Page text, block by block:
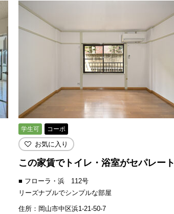
学生可 コーポ
お気に入り
この家賃でトイレ・浴室がセパレート
■ フローラ・浜 112号
リーズナブルでシンプルな部屋
住所：岡山市中区浜1-21-50-7